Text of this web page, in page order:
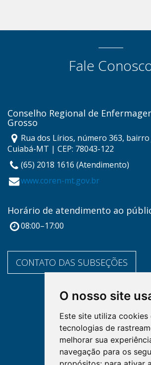
O nosso site
Este site utiliza cookies
tecnologias de
melhorar sua
navegação para os
Fale
Conselho Regional de
Grosso
Rua dos Lírios, número 363, bairro
Cuiabá-MT | CEP: 78043-122
(65) 2018 1616 (Atendimento)
www.coren-mt.gov.br
Horário de atendimento ao
08:00–17:00
CONTATO DAS SUBSEÇÕES